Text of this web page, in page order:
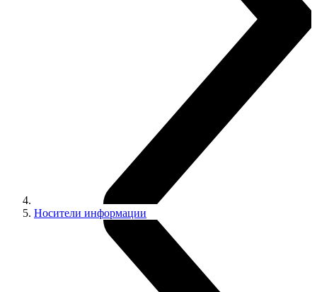
Носители информации